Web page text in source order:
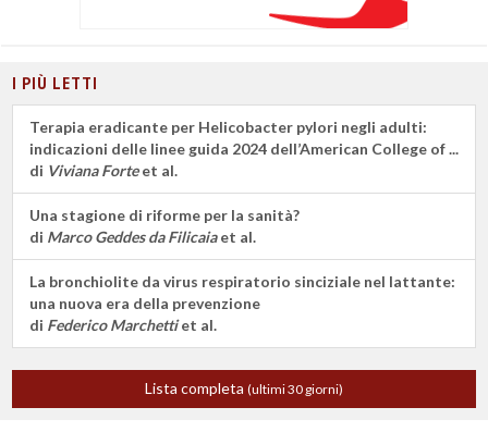
I PIÙ LETTI
Terapia eradicante per Helicobacter pylori negli adulti:
indicazioni delle linee guida 2024 dell’American College of ...
di Viviana Forteet al.
Una stagione di riforme per la sanità?
di Marco Geddes da Filicaiaet al.
La bronchiolite da virus respiratorio sinciziale nel lattante:
una nuova era della prevenzione
di Federico Marchettiet al.
Lista completa (ultimi 30 giorni)